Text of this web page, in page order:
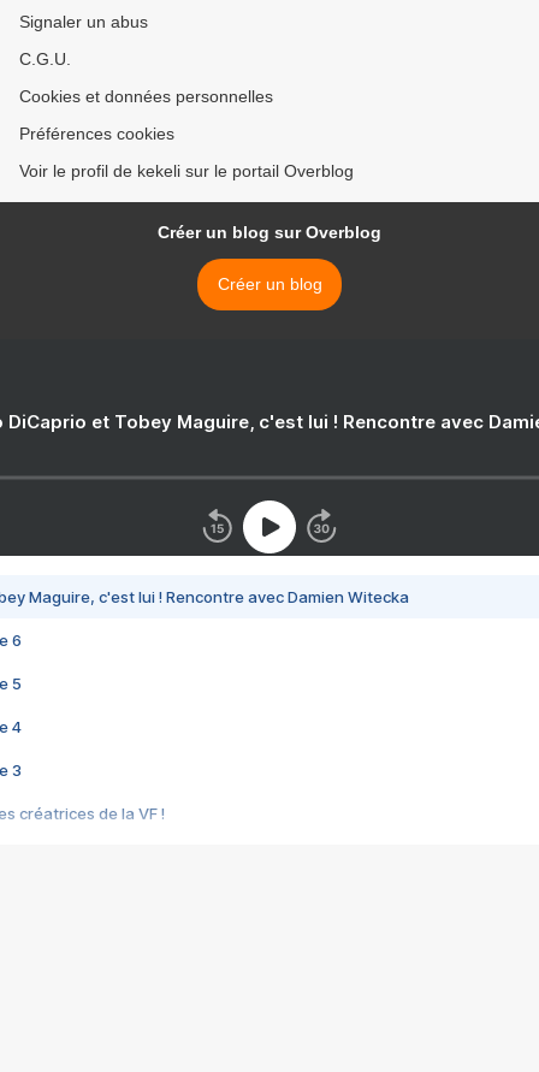
Signaler un abus
C.G.U.
Cookies et données personnelles
Préférences cookies
Voir le profil de kekeli sur le portail Overblog
Créer un blog sur Overblog
Créer un blog
DiCaprio et Tobey Maguire, c'est lui ! Rencontre avec
Maguire, c'est lui ! Rencontre avec Damien Witecka
6
5
4
3
créatrices de la VF !